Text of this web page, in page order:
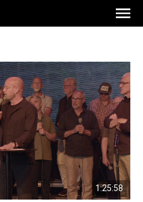
1:25:58